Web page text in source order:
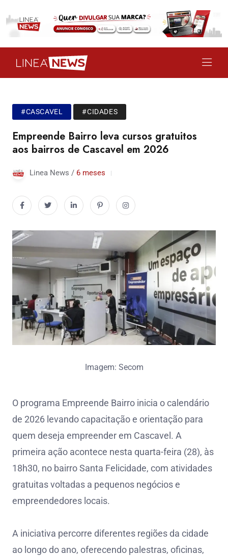
#CASCAVEL #CIDADES
Empreende Bairro leva cursos gratuitos
aos bairros de Cascavel em 2026
Linea News / 6 meses
Imagem: Secom
O programa Empreende Bairro inicia o calendário
de 2026 levando capacitação e orientação para
quem deseja empreender em Cascavel. A
primeira ação acontece nesta quarta-feira (28), às
18h30, no bairro Santa Felicidade, com atividades
gratuitas voltadas a pequenos negócios e
empreendedores locais.
A iniciativa percorre diferentes regiões da cidade
ao longo do ano, oferecendo palestras, oficinas,